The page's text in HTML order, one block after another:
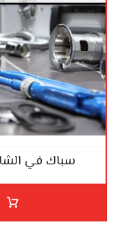
سباك في الشارقة 24 ساعة